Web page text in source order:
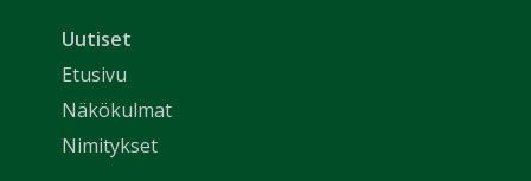
Uutiset
Etusivu
Näkökulmat
Nimitykset